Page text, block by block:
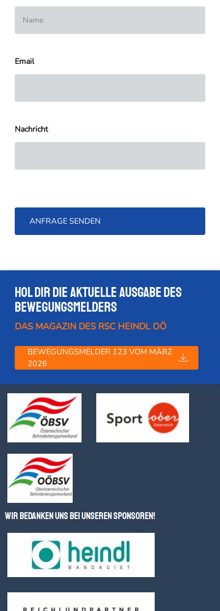
Email
Nachricht
Hol dir die Aktuelle Ausgabe des
Bewegungsmelders
DAS MAGAZIN DES RSC HEINDL OÖ
BEWEGUNGSMELDER 123 VOM MÄRZ
2026
Wir bedanken uns bei unseren Sponsoren!